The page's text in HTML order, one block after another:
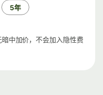
5年
中加价，不会加入隐性费